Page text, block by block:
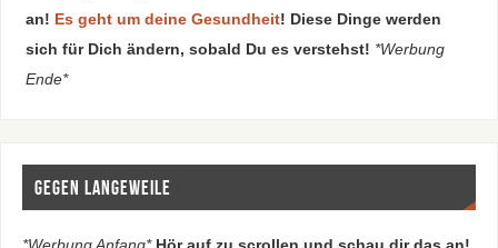
an! Es geht um deine Gesundheit! Diese Dinge werden
sich für Dich ändern, sobald Du es verstehst! *Werbung
Ende*
Gegen Langeweile